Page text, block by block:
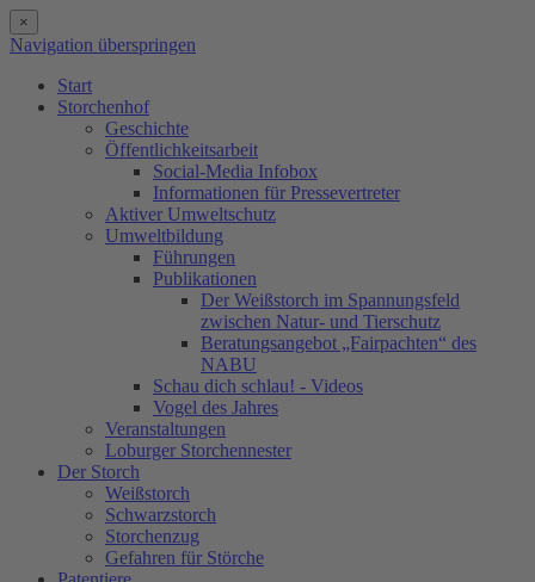
×
Navigation überspringen
Start
Storchenhof
Geschichte
Öffentlichkeitsarbeit
Social-Media Infobox
Informationen für Pressevertreter
Aktiver Umweltschutz
Umweltbildung
Führungen
Publikationen
Der Weißstorch im Spannungsfeld
zwischen Natur- und Tierschutz
Beratungsangebot „Fairpachten“ des
NABU
Schau dich schlau! - Videos
Vogel des Jahres
Veranstaltungen
Loburger Storchennester
Der Storch
Weißstorch
Schwarzstorch
Storchenzug
Gefahren für Störche